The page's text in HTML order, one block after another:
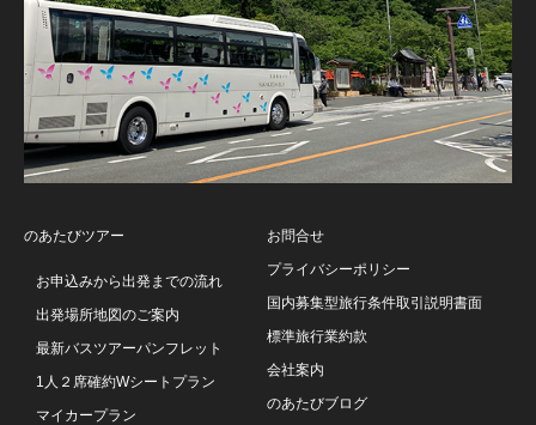
のあたびツアー
お申込みから出発までの流れ
出発場所地図のご案内
最新バスツアーパンフレット
1人２席確約Wシートプラン
マイカープラン
お問合せ
プライバシーポリシー
国内募集型旅行条件取引説明書面
標準旅行業約款
会社案内
のあたびブログ